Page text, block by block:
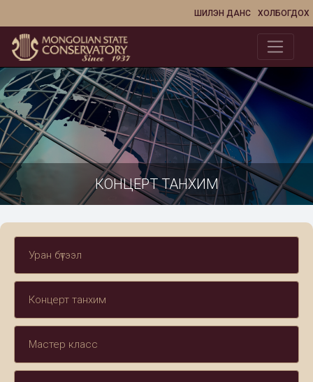
ХОЛБОГДОХ
ШИЛЭН ДАНС
КОНЦЕРТ ТАНХИМ
Уран бүтээл
Концерт танхим
Мастер класс